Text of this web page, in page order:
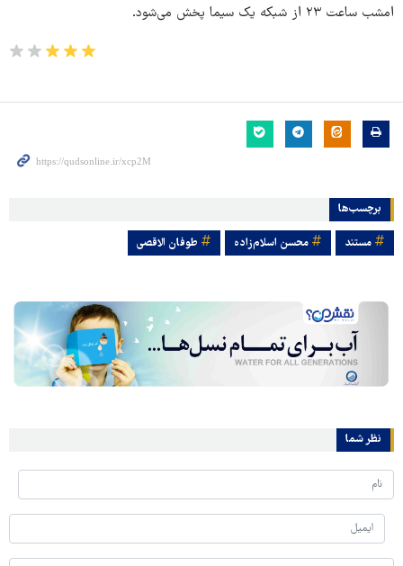
امشب ساعت ۲۳ از شبکه یک سیما پخش می‌شود.
برچسب‌ها
مستند محسن اسلام‌زاده طوفان الاقصی
نظر شما